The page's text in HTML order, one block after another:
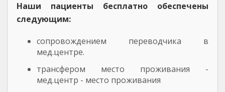
Наши пациенты бесплатно обеспечены
следующим:
сопровождением переводчика в
мед.центре.
трансфером место проживания -
мед.центр - место проживания